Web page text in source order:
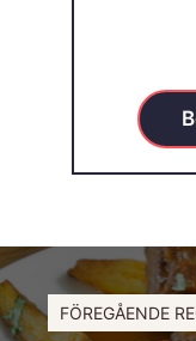
FÖREGÅENDE